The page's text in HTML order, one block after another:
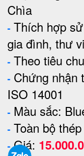
Chìa
- Thích hợp
gia đình, thư
- Theo tiêu
- Chứng nhận
ISO 14001
- Màu sắc:
- Toàn bộ
- Giá: